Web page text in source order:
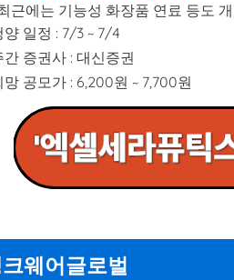
근에는 기능성 화장품 연료 등도
양 일정 : 7/3 ~ 7/4
간 증권사 : 대신증권
망 공모가 : 6,200원 ~ 7,700원
웨어글로벌